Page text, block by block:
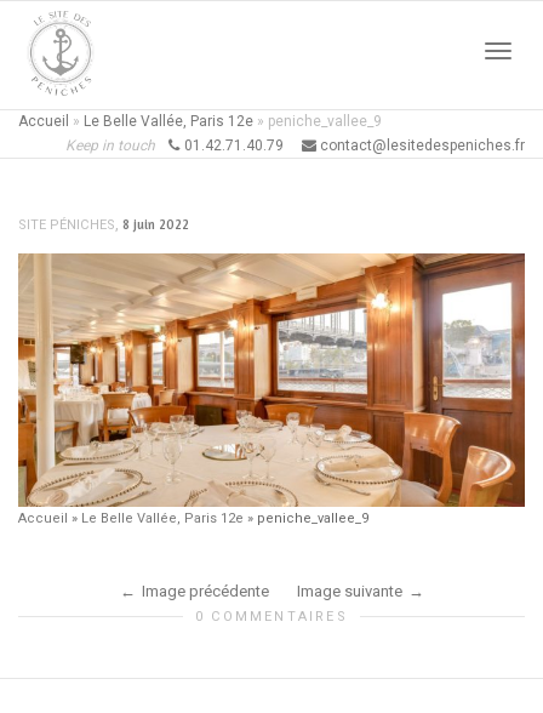
Accueil » Le Belle Vallée, Paris 12e » peniche_vallee_9
Keep in touch
01.42.71.40.79 contact@lesitedespeniches.fr
SITE PÉNICHES, 8 juin 2022
Accueil » Le Belle Vallée, Paris 12e » peniche_vallee_9
Image précédente Image suivante
0 COMMENTAIRES